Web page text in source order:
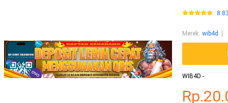
Merek: wib4d
WIB4D -